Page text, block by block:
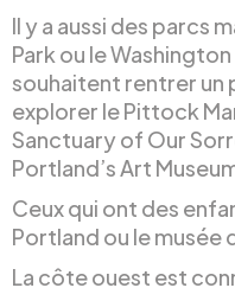
Il y a aussi des parcs
Park ou le
souhaitent rentrer un
explorer le Pittock
Sanctuary of Our
Portland’s Art
Ceux qui ont des
Portland ou le musée
La côte ouest est